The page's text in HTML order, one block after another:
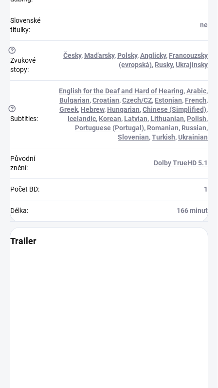
Slovenské
titulky:
ne
?
Zvukové
stopy:
Česky, Maďarsky, Polsky,Anglicky, Francouzsky
(evropská), Rusky,Ukrajinsky
?
Subtitles:
English for the Deaf and Hard of Hearing,Arabic,
Bulgarian,Croatian,Czech/CZ, Estonian, French,
Greek, Hebrew, Hungarian,Chinese (Simplified),
Icelandic, Korean, Latvian, Lithuanian, Polish,
Portuguese (Portugal), Romanian, Russian,
Slovenian,Turkish,Ukrainian
Původní
znění:
Dolby TrueHD 5.1
Počet BD: 1
Délka: 166 minut
Trailer